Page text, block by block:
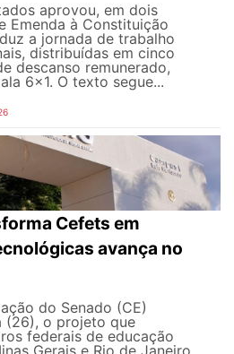
aprovou, em dois
Emenda à Constituição
a jornada de trabalho
distribuídas em cinco
descanso remunerado,
6x1. O texto segue...
Cefets em
avança no
do Senado (CE)
(26), o projeto que
federais de educação
Gerais e Rio de Janeiro,